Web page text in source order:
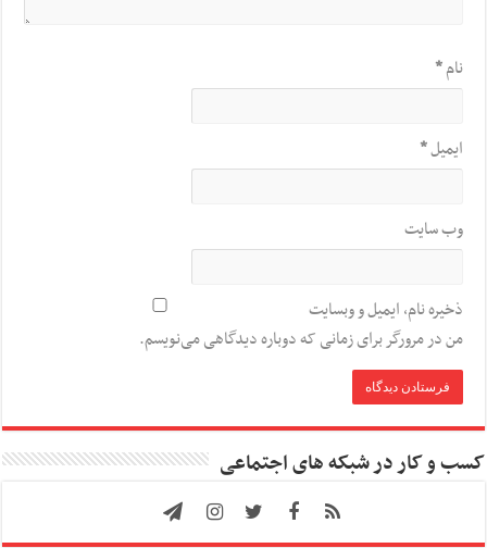
نام*
ایمیل*
وب‌ سایت
ذخیره نام، ایمیل و وبسایت
من در مرورگر برای زمانی که دوباره دیدگاهی می‌نویسم.
کسب و کار در شبکه های اجتماعی